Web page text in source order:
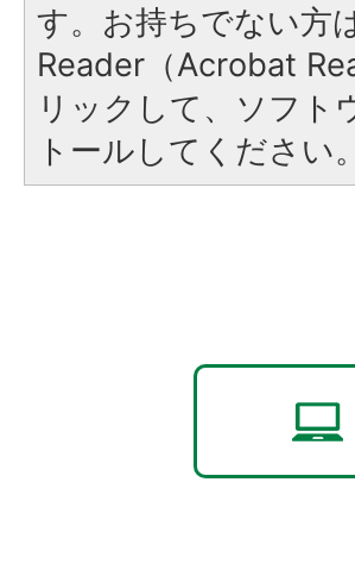
す。お持ちでない方
Reader（Acrobat
リックして、ソフト
トールしてください。